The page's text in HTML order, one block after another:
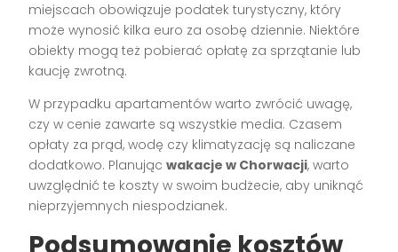
miejscach obowiązuje podatek turystyczny, który
może wynosić kilka euro za osobę dziennie. Niektóre
obiekty mogą też pobierać opłatę za sprzątanie lub
kaucję zwrotną.
W przypadku apartamentów warto zwrócić uwagę,
czy w cenie zawarte są wszystkie media. Czasem
opłaty za prąd, wodę czy klimatyzację są naliczane
dodatkowo. Planującwakacje w Chorwacji, warto
uwzględnić te koszty w swoim budżecie, aby uniknąć
nieprzyjemnych niespodzianek.